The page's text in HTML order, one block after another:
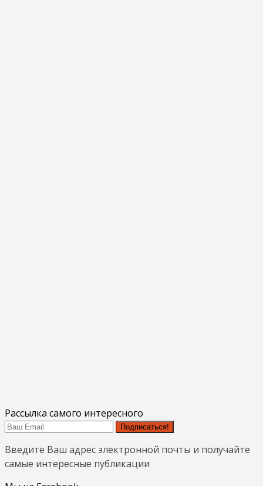
Рассылка самого интересного
Подписаться!
Введите Ваш адрес электронной почты и получайте
самые интересные публикации